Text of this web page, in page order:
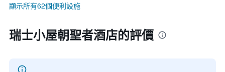
顯示所有62個便利設施
瑞士小屋朝聖者酒店的評價